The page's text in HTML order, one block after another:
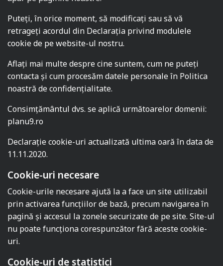
Puteți, în orice moment, să modificați sau să vă
retrageți acordul din Declarația privind modulele
cookie de pe website-ul nostru.
Aflați mai multe despre cine suntem, cum ne puteți
contacta și cum procesăm datele personale în Politica
noastră de confidențialitate.
Consimţământul dvs. se aplică următoarelor domenii:
planu9.ro
Declaraţie cookie-uri actualizată ultima oară în data de
11.11.2020.
Cookie-uri necesare
Cookie-urile necesare ajută la a face un site utilizabil
prin activarea funcţiilor de bază, precum navigarea în
pagină şi accesul la zonele securizate de pe site. Site-ul
nu poate funcţiona corespunzător fără aceste cookie-
uri.
Cookie-uri de statistici